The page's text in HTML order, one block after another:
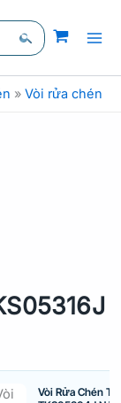
» Vòi rửa chén
Vòi Rửa Chén